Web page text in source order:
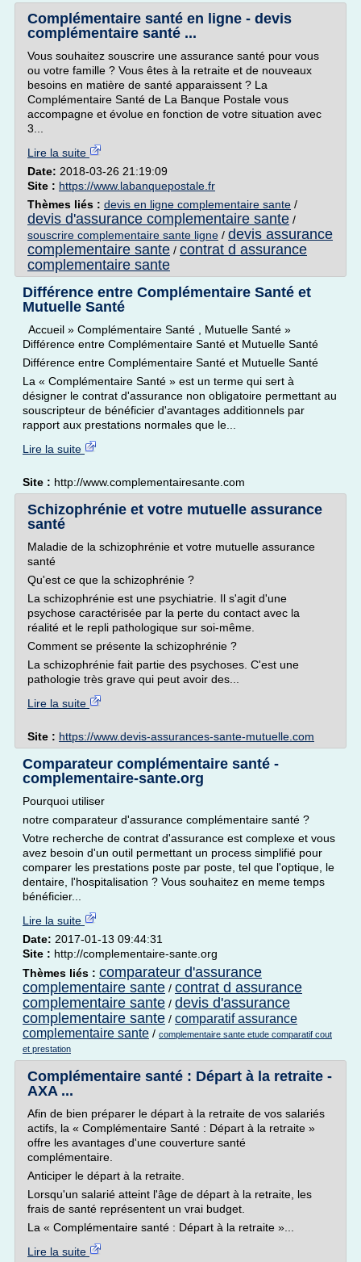
Complémentaire santé en ligne - devis
complémentaire santé ...
Vous souhaitez souscrire une assurance santé pour vous
ou votre famille ? Vous êtes à la retraite et de nouveaux
besoins en matière de santé apparaissent ? La
Complémentaire Santé de La Banque Postale vous
accompagne et évolue en fonction de votre situation avec
3...
Lire la suite
Date: 2018-03-26 21:19:09
Site : https://www.labanquepostale.fr
Thèmes liés : devis en ligne complementaire sante /
devis d'assurance complementaire sante /
souscrire complementaire sante ligne / devis assurance
complementaire sante / contrat d assurance
complementaire sante
Différence entre Complémentaire Santé et
Mutuelle Santé
Accueil » Complémentaire Santé , Mutuelle Santé »
Différence entre Complémentaire Santé et Mutuelle Santé
Différence entre Complémentaire Santé et Mutuelle Santé
La « Complémentaire Santé » est un terme qui sert à
désigner le contrat d'assurance non obligatoire permettant au
souscripteur de bénéficier d'avantages additionnels par
rapport aux prestations normales que le...
Lire la suite
Site : http://www.complementairesante.com
Schizophrénie et votre mutuelle assurance
santé
Maladie de la schizophrénie et votre mutuelle assurance
santé
Qu'est ce que la schizophrénie ?
La schizophrénie est une psychiatrie. Il s'agit d'une
psychose caractérisée par la perte du contact avec la
réalité et le repli pathologique sur soi-même.
Comment se présente la schizophrénie ?
La schizophrénie fait partie des psychoses. C'est une
pathologie très grave qui peut avoir des...
Lire la suite
Site : https://www.devis-assurances-sante-mutuelle.com
Comparateur complémentaire santé -
complementaire-sante.org
Pourquoi utiliser
notre comparateur d'assurance complémentaire santé ?
Votre recherche de contrat d'assurance est complexe et vous
avez besoin d'un outil permettant un process simplifié pour
comparer les prestations poste par poste, tel que l'optique, le
dentaire, l'hospitalisation ? Vous souhaitez en meme temps
bénéficier...
Lire la suite
Date: 2017-01-13 09:44:31
Site : http://complementaire-sante.org
Thèmes liés : comparateur d'assurance
complementaire sante / contrat d assurance
complementaire sante / devis d'assurance
complementaire sante / comparatif assurance
complementaire sante / complementaire sante etude comparatif cout
et prestation
Complémentaire santé : Départ à la retraite -
AXA ...
Afin de bien préparer le départ à la retraite de vos salariés
actifs, la « Complémentaire Santé : Départ à la retraite »
offre les avantages d'une couverture santé
complémentaire.
Anticiper le départ à la retraite.
Lorsqu'un salarié atteint l'âge de départ à la retraite, les
frais de santé représentent un vrai budget.
La « Complémentaire santé : Départ à la retraite »...
Lire la suite